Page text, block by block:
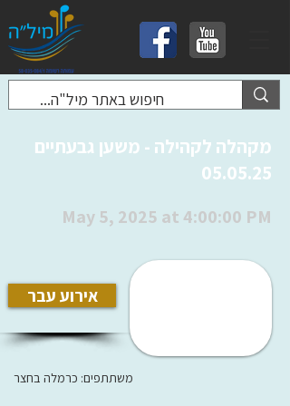
מקהלה לקהילה - משען גבעתיים
05.05.25
May 5, 2025 at 4:00:00 PM
אירוע עבר
משתתפים: כרמלה בחצר